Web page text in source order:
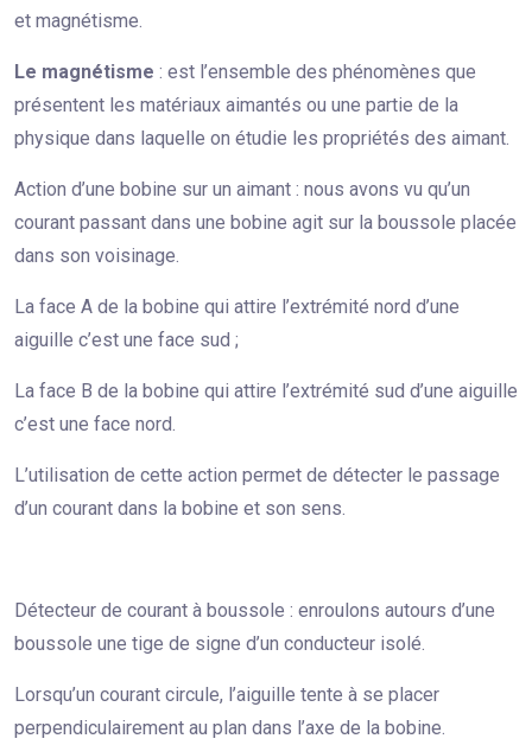
et magnétisme.
Le magnétisme : est l’ensemble des phénomènes que
présentent les matériaux aimantés ou une partie de la
physique dans laquelle on étudie les propriétés des aimant.
Action d’une bobine sur un aimant : nous avons vu qu’un
courant passant dans une bobine agit sur la boussole placée
dans son voisinage.
La face A de la bobine qui attire l’extrémité nord d’une
aiguille c’est une face sud ;
La face B de la bobine qui attire l’extrémité sud d’une aiguille
c’est une face nord.
L’utilisation de cette action permet de détecter le passage
d’un courant dans la bobine et son sens.
Détecteur de courant à boussole : enroulons autours d’une
boussole une tige de signe d’un conducteur isolé.
Lorsqu’un courant circule, l’aiguille tente à se placer
perpendiculairement au plan dans l’axe de la bobine.